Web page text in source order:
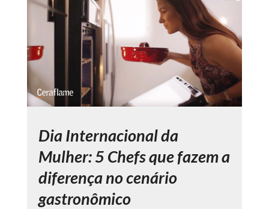
Dia Internacional da
Mulher: 5 Chefs que fazem a
diferença no cenário
gastronômico